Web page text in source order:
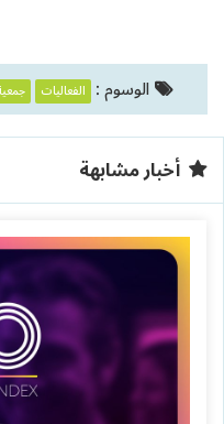
الوسوم : الفعاليات
أخبار مشابهة